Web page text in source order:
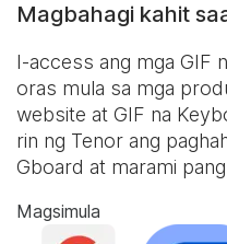
Magbahagi kahit
I-access ang mga GIF
oras mula sa mga
website at GIF na
rin ng Tenor ang
Gboard at marami
Magsimula